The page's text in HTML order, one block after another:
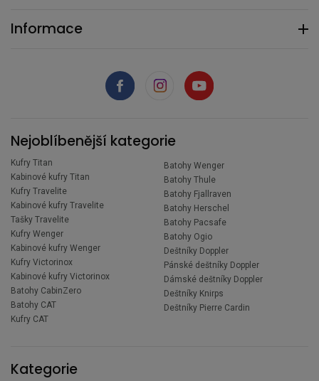
Informace
Nejoblíbenější kategorie
Kufry Titan
Kabinové kufry Titan
Kufry Travelite
Kabinové kufry Travelite
Tašky Travelite
Kufry Wenger
Kabinové kufry Wenger
Kufry Victorinox
Kabinové kufry Victorinox
Batohy CabinZero
Batohy CAT
Kufry CAT
Batohy Wenger
Batohy Thule
Batohy Fjallraven
Batohy Herschel
Batohy Pacsafe
Batohy Ogio
Deštníky Doppler
Pánské deštníky Doppler
Dámské deštníky Doppler
Deštníky Knirps
Deštníky Pierre Cardin
Kategorie